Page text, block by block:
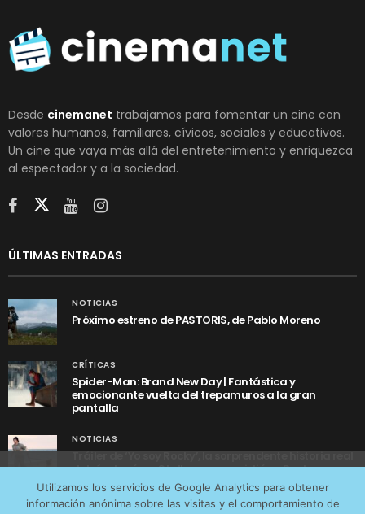
Desde cinemanet trabajamos para fomentar un cine con
valores humanos, familiares, cívicos, sociales y educativos.
Un cine que vaya más allá del entretenimiento y enriquezca
al espectador y a la sociedad.
ÚLTIMAS ENTRADAS
NOTICIAS
Próximo estreno de PASTORIS, de Pablo Moreno
CRÍTICAS
Spider-Man: Brand New Day | Fantástica y
emocionante vuelta del trepamuros a la gran
pantalla
NOTICIAS
Tráiler de ‘Yo soy Rocky’, la sorprendente historia real
detrás de cómo Stallone se convirtió en Rocky
Utilizamos los servicios de Google Analytics para obtener
información anónima sobre las visitas y el comportamiento de
tráfico web que recibimos y conocer los servicios que